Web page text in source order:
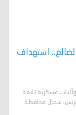
استهداف
عسكرية تابعة
شمال محافظة